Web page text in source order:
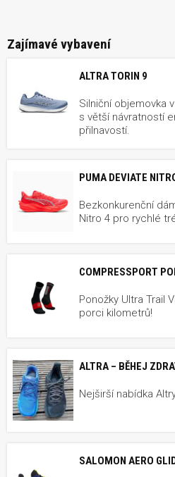
Zajímavé vybavení
ALTRA TORIN 9
Silniční objemovka
s větší návratností
přilnavostí.
PUMA DEVIATE
Bezkonkurenční
Nitro 4 pro rychlé
COMPRESSPORT
Ponožky Ultra Trail
porci kilometrů!
ALTRA – BĚHEJ
Nejširší nabídka
SALOMON AERO